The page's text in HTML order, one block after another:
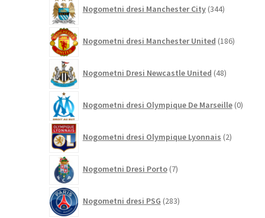
Nogometni dresi Manchester City 344izdelkov
Nogometni dresi Manchester United 186izdelkov
Nogometni Dresi Newcastle United 48izdelkov
Nogometni dresi Olympique De Marseille 0
Nogometni dresi Olympique Lyonnais 2izdelka
Nogometni Dresi Porto 7izdelkov
Nogometni dresi PSG 283izdelkov